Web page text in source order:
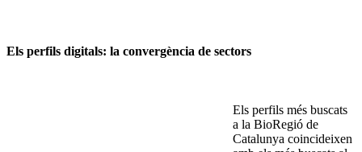
Els perfils digitals: la convergència de sectors
Els perfils més buscats
a la BioRegió de
Catalunya coincideixen